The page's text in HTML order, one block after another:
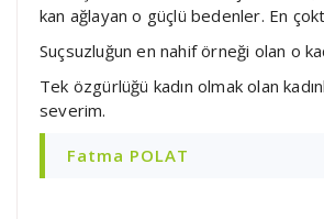
kan ağlayan o güçlü bedenler. En
Suçsuzluğun en nahif örneği olan o
Tek özgürlüğü kadın olmak olan
severim.
Fatma POLAT